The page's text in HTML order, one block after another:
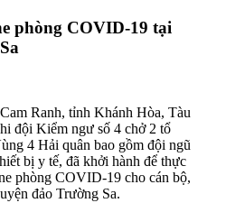
phòng COVID-19 tại
Ranh, tỉnh Khánh Hòa, Tàu
đội Kiểm ngư số 4 chở 2 tổ
4 Hải quân bao gồm đội ngũ
bị y tế, đã khởi hành để thực
phòng COVID-19 cho cán bộ,
đảo Trường Sa.